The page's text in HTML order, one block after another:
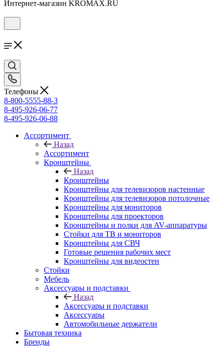
Интернет-магазин KROMAX.RU
Телефоны
8-800-5555-88-3
8-495-926-06-77
8-495-926-06-88
Ассортимент
Назад
Ассортимент
Кронштейны
Назад
Кронштейны
Кронштейны для телевизоров настенные
Кронштейны для телевизоров потолочные
Кронштейны для мониторов
Кронштейны для проекторов
Кронштейны и полки для AV-аппаратуры
Стойки для ТВ и мониторов
Кронштейны для СВЧ
Готовые решения рабочих мест
Кронштейны для видеостен
Стойки
Мебель
Аксессуары и подставки
Назад
Аксессуары и подставки
Аксессуары
Автомобильные держатели
Бытовая техника
Бренды